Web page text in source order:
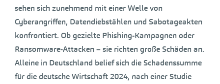
sehen sich zunehmend mit einer Welle von
Cyberangriffen, Datendiebstählen und Sabotageakten
konfrontiert. Ob gezielte Phishing-Kampagnen oder
Ransomware-Attacken – sie richten große Schäden an.
Alleine in Deutschland belief sich die Schadenssumme
für die deutsche Wirtschaft 2024, nach einer Studie